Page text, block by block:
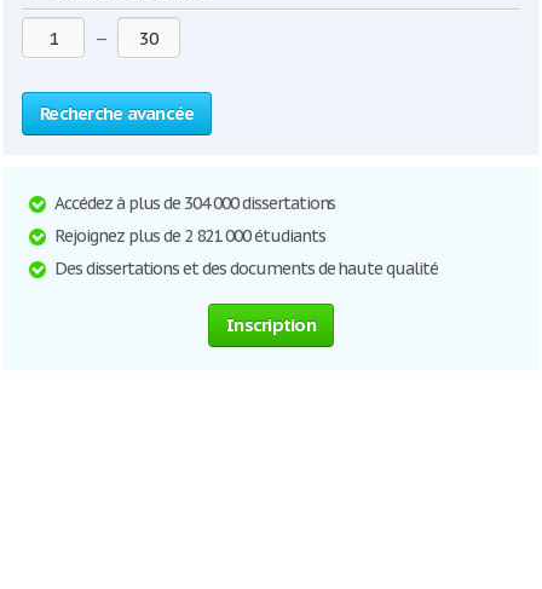
—
Recherche avancée
Accédez à plus de 304 000 dissertations
Rejoignez plus de 2 821 000 étudiants
Des dissertations et des documents de haute qualité
Inscription